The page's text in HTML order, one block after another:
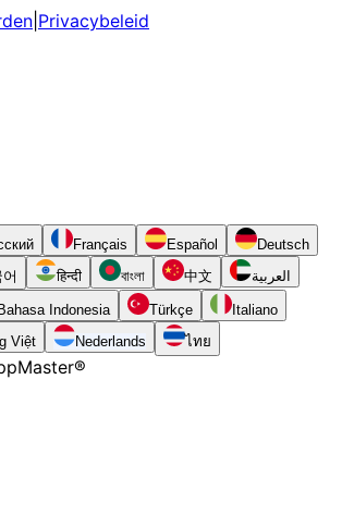
Privacybeleid
Français Español
Deutsch
हिन्दी বাংলা 中文 العربية
Bahasa Indonesia Türkçe
Italiano
Việt Nederlands ไทย